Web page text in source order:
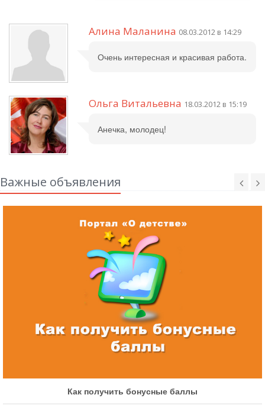
Алина Маланина 08.03.2012 в 14:29
Очень интересная и красивая работа.
Ольга Витальевна 18.03.2012 в 15:19
Анечка, молодец!
Важные объявления
Как получить бонусные баллы